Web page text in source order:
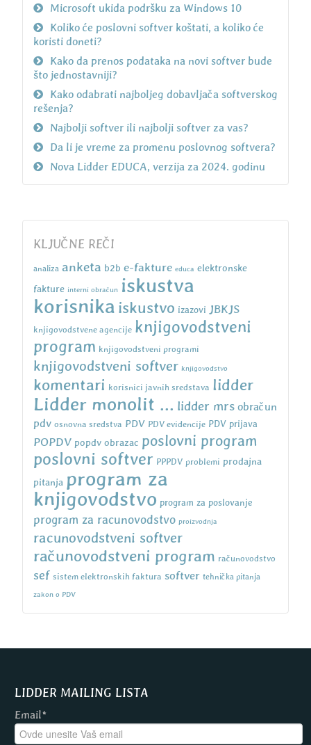
Microsoft ukida podršku za Windows 10
Koliko će poslovni softver koštati, a koliko će
koristi doneti?
Kako da prenos podataka na novi softver bude
što jednostavniji?
Kako odabrati najboljeg dobavljača softverskog
rešenja?
Najbolji softver ili najbolji softver za vas?
Da li je vreme za promenu poslovnog softvera?
Nova Lidder EDUCA, verzija za 2024. godinu
KLJUČNE REČI
analiza anketa b2b e-fakture educa elektronske
fakture interni obračun iskustva
korisnika iskustvo izazovi JBKJS
knjigovodstvene agencije knjigovodstveni
program knjigovodstveni programi
knjigovodstveni softver knjigovodstvo
komentari korisnici javnih sredstava lidder
Lidder monolit ... lidder mrs obračun
pdv osnovna sredstva PDV PDV evidencije PDV prijava
POPDV popdv obrazac poslovni program
poslovni softver PPPDV problemi prodajna
pitanja program za
knjigovodstvo program za poslovanje
program za racunovodstvo proizvodnja
racunovodstveni softver
računovodstveni program računovodstvo
sef sistem elektronskih faktura softver tehnička pitanja
zakon o PDV
LIDDER MAILING LISTA
Email*